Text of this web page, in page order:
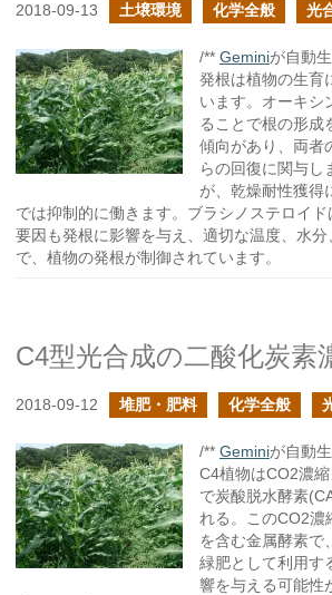
2018-09-13 土壌環境 化学全般 光
/** Geminiが自動
発根は植物の生育
います。オーキシ
ることで根の形成
傾向があり、両者
らの回復に関与し
が、乾燥耐性獲得
では抑制的に働きます。ブラシノステロイ
要因も発根に影響を与え、適切な温度、水
で、植物の発根が制御されています。
C4型光合成の二酸化炭素
2018-09-12 堆肥・肥料 化学全般
/** Geminiが自動
C4植物はCO2濃
で炭酸脱水酵素
れる。このCO2濃
を含む金属酵素で
緑肥として利用す
響を与える可能性